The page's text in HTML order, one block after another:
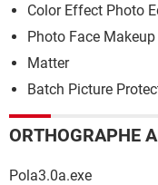
Color Effect Photo
Photo Face Makeup
Matter
Batch Picture
ORTHOGRAPHE
Pola3.0a.exe